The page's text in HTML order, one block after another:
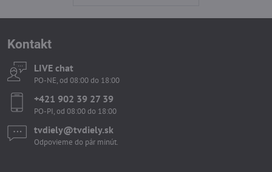
Kontakt
LIVE chat
PO-NE, od 08:00 do 18:00
+421 902 39 27 39
PO-PI, od 08:00 do 18:00
tvdiely​​@tvdiely​​.sk
Odpovieme do pár minút.